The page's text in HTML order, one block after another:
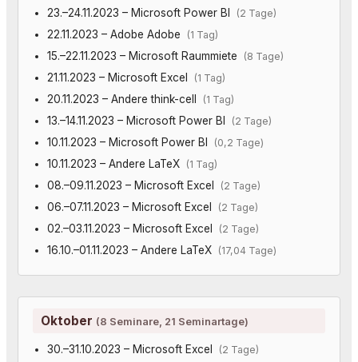
23.–24.11.2023 – Microsoft Power BI (2 Tage)
22.11.2023 – Adobe Adobe (1 Tag)
15.–22.11.2023 – Microsoft Raummiete (8 Tage)
21.11.2023 – Microsoft Excel (1 Tag)
20.11.2023 – Andere think-cell (1 Tag)
13.–14.11.2023 – Microsoft Power BI (2 Tage)
10.11.2023 – Microsoft Power BI (0,2 Tage)
10.11.2023 – Andere LaTeX (1 Tag)
08.–09.11.2023 – Microsoft Excel (2 Tage)
06.–07.11.2023 – Microsoft Excel (2 Tage)
02.–03.11.2023 – Microsoft Excel (2 Tage)
16.10.–01.11.2023 – Andere LaTeX (17,04 Tage)
Oktober (8 Seminare, 21 Seminartage)
30.–31.10.2023 – Microsoft Excel (2 Tage)